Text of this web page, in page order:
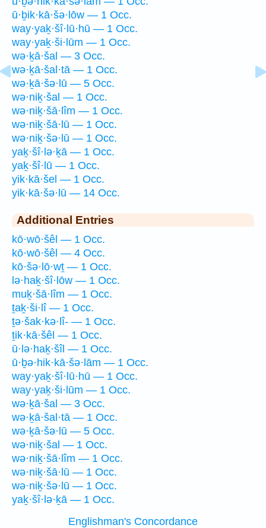
ū·ḇik·kā·šə·lōw — 1 Occ.
way·yaḵ·šî·lū·hū — 1 Occ.
way·yaḵ·ši·lūm — 1 Occ.
wə·ḵā·šal — 3 Occ.
wə·ḵā·šal·tā — 1 Occ.
wə·ḵā·šə·lū — 5 Occ.
wə·niḵ·šal — 1 Occ.
wə·niḵ·šā·lîm — 1 Occ.
wə·niḵ·šā·lū — 1 Occ.
wə·niḵ·šə·lū — 1 Occ.
yaḵ·šî·lə·ḵā — 1 Occ.
yaḵ·šî·lū — 1 Occ.
yik·kā·šel — 1 Occ.
yik·kā·šə·lū — 14 Occ.
Additional Entries
kō·wō·šêl — 1 Occ.
kō·wō·šêl — 4 Occ.
kō·šə·lō·wṯ — 1 Occ.
lə·haḵ·šî·lōw — 1 Occ.
muḵ·šā·lîm — 1 Occ.
ṯaḵ·ši·lî — 1 Occ.
ṯə·šak·kə·lî- — 1 Occ.
ṯik·kā·šêl — 1 Occ.
ū·lə·haḵ·šîl — 1 Occ.
ū·ḇə·hik·kā·šə·lām — 1 Occ.
way·yaḵ·šî·lū·hū — 1 Occ.
way·yaḵ·ši·lūm — 1 Occ.
wə·ḵā·šal — 3 Occ.
wə·ḵā·šal·tā — 1 Occ.
wə·ḵā·šə·lū — 5 Occ.
wə·niḵ·šal — 1 Occ.
wə·niḵ·šā·lîm — 1 Occ.
wə·niḵ·šā·lū — 1 Occ.
wə·niḵ·šə·lū — 1 Occ.
yaḵ·šî·lə·ḵā — 1 Occ.
Englishman's Concordance